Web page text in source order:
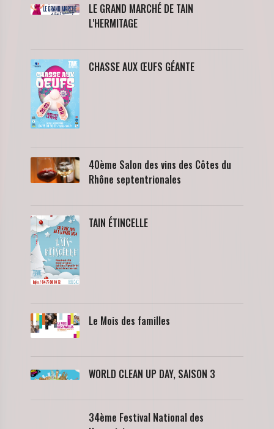
LE GRAND MARCHÉ DE TAIN
L'HERMITAGE
CHASSE AUX ŒUFS GÉANTE
40ème Salon des vins des Côtes du
Rhône septentrionales
TAIN ÉTINCELLE
Le Mois des familles
WORLD CLEAN UP DAY, SAISON 3
34ème Festival National des